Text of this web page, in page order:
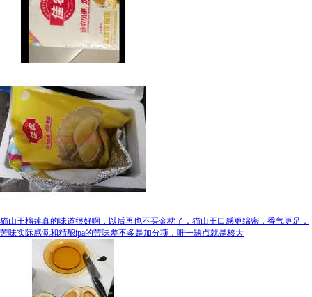
猫山王榴莲真的味道很好啊，以后再也不买金枕了，猫山王口感更绵密，香气更足，
苦味实际感觉和精酿ipa的苦味差不多是加分项，唯一缺点就是核大